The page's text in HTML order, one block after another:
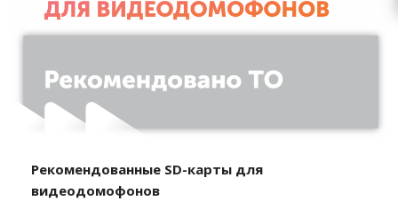
Рекомендованные SD-карты для
видеодомофонов